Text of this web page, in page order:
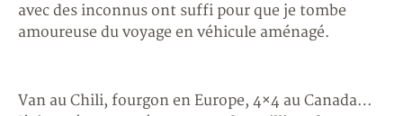
avec des inconnus ont suffi pour que je tombe
amoureuse du voyage en véhicule aménagé.
Van au Chili, fourgon en Europe, 4×4 au Canada…